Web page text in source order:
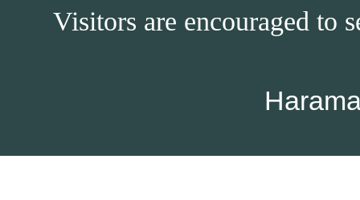
Visitors are encouraged to